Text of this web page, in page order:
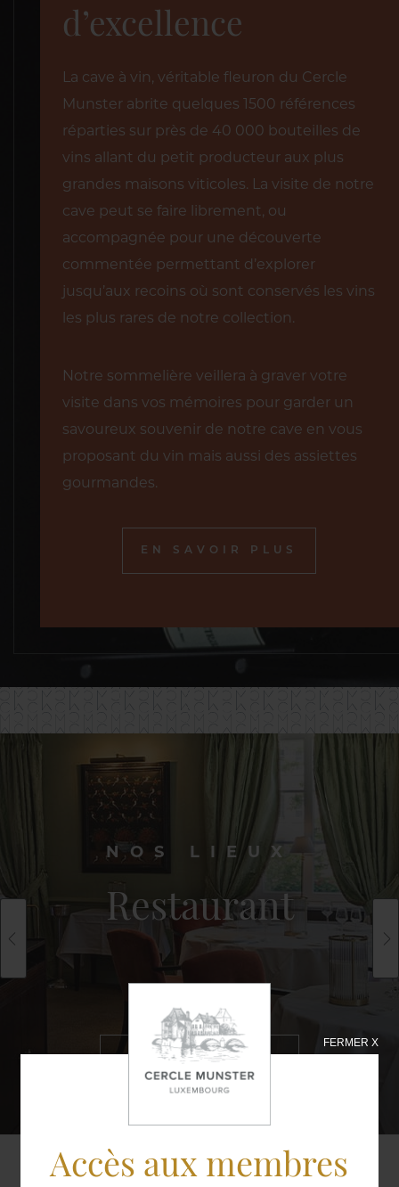
Accès aux membres
FERMER X
d’excellence
La cave à vin, véritable fleuron du Cercle
Munster abrite quelques 1500 références
réparties sur près de 40 000 bouteilles de
vins allant du petit producteur aux plus
grandes maisons viticoles. La visite de notre
cave peut se faire librement, ou
accompagnée pour une découverte
commentée permettant d’explorer
jusqu’aux recoins où sont conservés les vins
les plus rares de notre collection.
Notre sommelière veillera à graver votre
visite dans vos mémoires pour garder un
savoureux souvenir de notre cave en vous
proposant du vin mais aussi des assiettes
gourmandes.
EN SAVOIR PLUS
NOS LIEUX
Restaurant
EN SAVOIR
PLUS